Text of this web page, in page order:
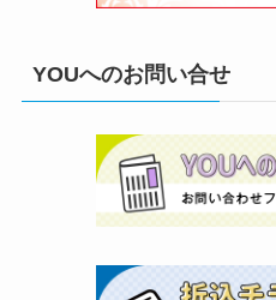
YOUへのお問い合せ